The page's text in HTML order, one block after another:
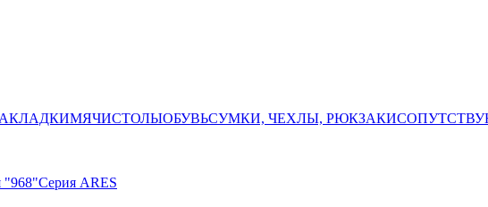
МЯЧИСТОЛЫОБУВЬСУМКИ, ЧЕХЛЫ, РЮКЗАКИ
"968"Серия ARES